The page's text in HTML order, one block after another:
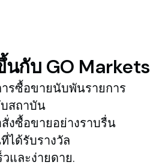
นกับ GO Markets
รซื้อขายนับพันรายการ
บสถาบัน
งซื้อขายอย่างราบรื่น
ได้รับรางวัล
และง่ายดาย.